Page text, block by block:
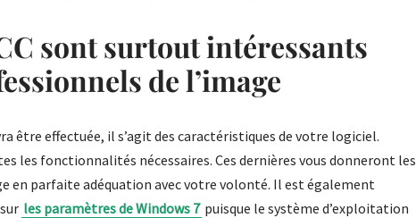
sont surtout intéressants
de l’image
être effectuée, il s’agit des caractéristiques de votre logiciel.
les fonctionnalités nécessaires. Ces dernières vous donneront les
en parfaite adéquation avec votre volonté. Il est également
les paramètres de Windows 7 puisque le système d’exploitation